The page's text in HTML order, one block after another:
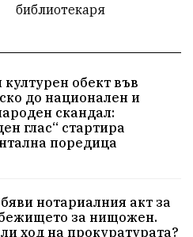
Концерт
Аспарухово
Тенис Вълчи дол
Величие
библиотекаря
културен обект във
до национален и
скандал:
глас“ стартира
поредица
нотариалния акт за
за нищожен.
ход на прокуратурата?